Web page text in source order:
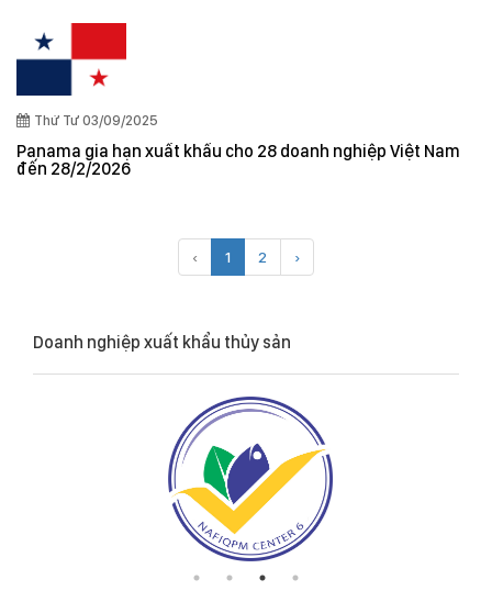
Thứ Tư 03/09/2025
Panama gia hạn xuất khẩu cho 28 doanh nghiệp Việt Nam
đến 28/2/2026
‹ 1 2 ›
Doanh nghiệp xuất khẩu thủy sản